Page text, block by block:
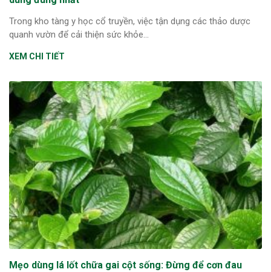
Trong kho tàng y học cổ truyền, việc tận dụng các thảo dược
quanh vườn để cải thiện sức khỏe...
XEM CHI TIẾT
Mẹo dùng lá lốt chữa gai cột sống: Đừng để cơn đau